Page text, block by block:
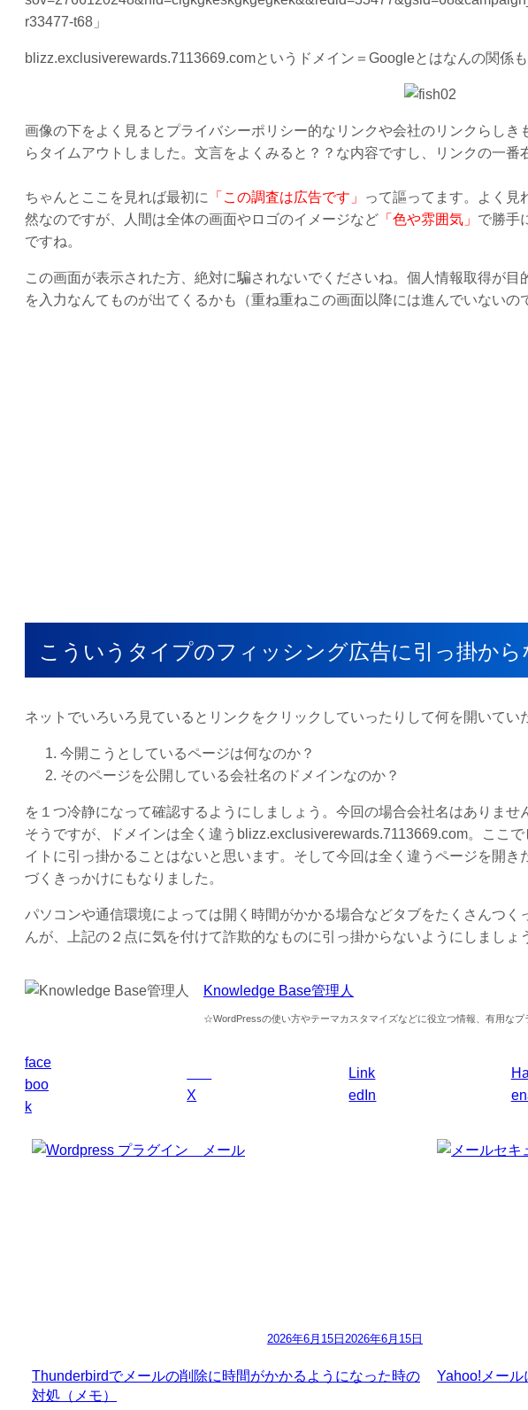
r33477-t68」
blizz.exclusiverewards.7113669.comというドメイン＝Googleとはなんの関係
画像の下をよく見るとプライバシーポリシー的なリンクや会社のリンクらし
らタイムアウトしました。文言をよくみると？？な内容ですし、リンクの一番
ちゃんとここを見れば最初に 「この調査は広告です」
って謳ってます。よく見
然なのですが、人間は全体の画面やロゴのイメージなど 「色や雰囲気」 で勝手
ですね。
この画面が表示された方、絶対に騙されないでくださいね。個人情報取得が
を入力なんてものが出てくるかも（重ね重ねこの画面以降には進んでいないの
こういうタイプのフィッシング広告に引っ掛か
ネットでいろいろ見ているとリンクをクリックしていったりして何を開いてい
今開こうとしているページは何なのか？
そのページを公開している会社名のドメインなのか？
を１つ冷静になって確認するようにしましょう。今回の場合会社名はありま
そうですが、ドメインは全く違うblizz.exclusiverewards.7113669.com。ここ
イトに引っ掛かることはないと思います。そして今回は全く違うページを開
づくきっかけにもなりました。
パソコンや通信環境によっては開く時間がかかる場合などタブをたくさんつ
んが、上記の２点に気を付けて詐欺的なものに引っ掛からないようにしましょ
Knowledge Base管理人
☆WordPressの使い方やテーマカスタマイズなどに役立つ情報、有用な
face
boo
k
X
Link
edIn
2026年6月15日 2026年6月15日
Thunderbirdでメールの削除に時間がかかるようになった時の
対処（メモ）
Yahoo!メー